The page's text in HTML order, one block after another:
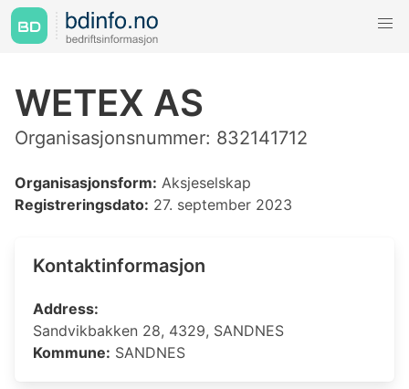
WETEX AS
Organisasjonsnummer: 832141712
Organisasjonsform: Aksjeselskap
Registreringsdato: 27. september 2023
Kontaktinformasjon
Address:
Sandvikbakken 28, 4329, SANDNES
Kommune: SANDNES